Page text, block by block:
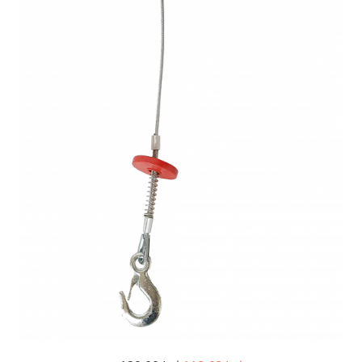
Baghete si Electrozi sudura
Pistolete sudura MIG/MAG
Pistolete sudura TIG/WIG
Pistolete taiere cu plasma
Accesorii sudura in puncte